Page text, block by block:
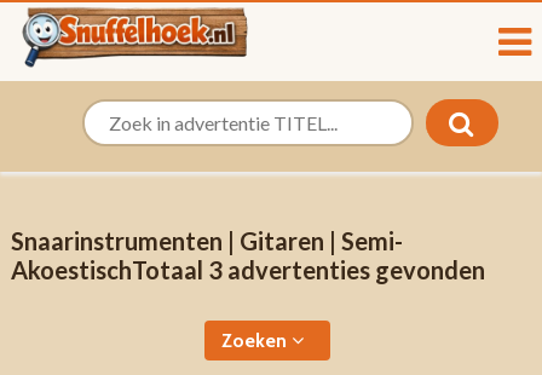
Snaarinstrumenten | Gitaren | Semi-
AkoestischTotaal 3 advertenties gevonden
Zoeken